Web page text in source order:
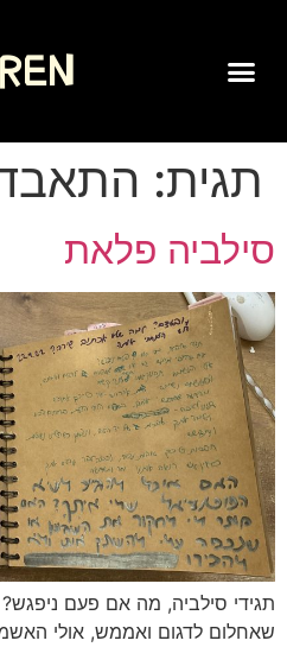
תגית:
סילביה פלאת
תגידי סילביה, מה אם פעם
שאחלום לדגום ואממש, אולי